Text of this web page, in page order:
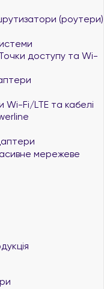
(роутери)
доступу та Wi-
Wi-Fi/LTE та кабелі
мережеве